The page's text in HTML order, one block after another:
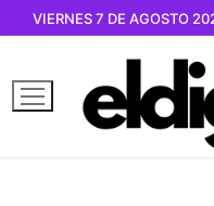
contenido
VIERNES 7 DE AGOSTO